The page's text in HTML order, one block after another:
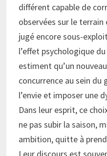
différent capable de
observées sur le
jugé encore sous-
l’effet psychologique
estiment qu’un
concurrence au sein du
l’envie et imposer une
Dans leur esprit, ce
ne pas subir la saison,
ambition, quitte à